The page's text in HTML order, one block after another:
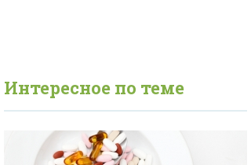
Интересное по теме